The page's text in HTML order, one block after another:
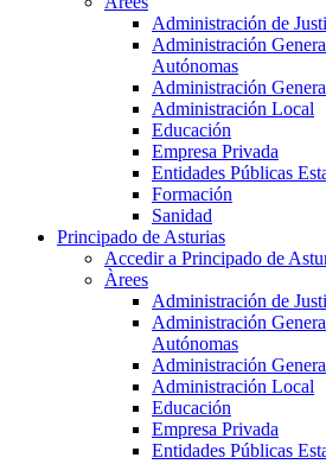
Administración de
Administración
Autónomas
Administración
Administración Local
Educación
Empresa Privada
Entidades Públicas
Formación
Sanidad
Principado de Asturias
Accedir a Principado de
Àrees
Administración de
Administración
Autónomas
Administración
Administración Local
Educación
Empresa Privada
Entidades Públicas